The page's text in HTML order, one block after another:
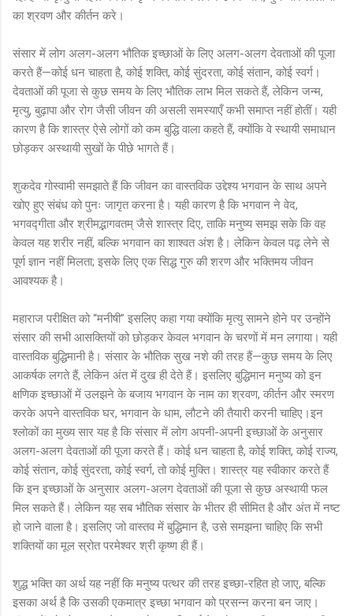
का श्रवण और कीर्तन करे।
संसार में लोग अलग-अलग भौतिक इच्छाओं के लिए अलग-अलग देवताओं की पूजा
करते हैं—कोई धन चाहता है, कोई शक्ति, कोई सुंदरता, कोई संतान, कोई स्वर्ग।
देवताओं की पूजा से कुछ समय के लिए भौतिक लाभ मिल सकते हैं, लेकिन जन्म,
मृत्यु, बुढ़ापा और रोग जैसी जीवन की असली समस्याएँ कभी समाप्त नहीं होतीं। यही
कारण है कि शास्त्र ऐसे लोगों को कम बुद्धि वाला कहते हैं, क्योंकि वे स्थायी समाधान
छोड़कर अस्थायी सुखों के पीछे भागते हैं।
शुकदेव गोस्वामी समझाते हैं कि जीवन का वास्तविक उद्देश्य भगवान के साथ अपने
खोए हुए संबंध को पुनः जागृत करना है। यही कारण है कि भगवान ने वेद,
भगवद्गीता और श्रीमद्भागवतम् जैसे शास्त्र दिए, ताकि मनुष्य समझ सके कि वह
केवल यह शरीर नहीं, बल्कि भगवान का शाश्वत अंश है। लेकिन केवल पढ़ लेने से
पूर्ण ज्ञान नहीं मिलता; इसके लिए एक सिद्ध गुरु की शरण और भक्तिमय जीवन
आवश्यक है।
महाराज परीक्षित को “मनीषी” इसलिए कहा गया क्योंकि मृत्यु सामने होने पर उन्होंने
संसार की सभी आसक्तियों को छोड़कर केवल भगवान के चरणों में मन लगाया। यही
वास्तविक बुद्धिमानी है। संसार के भौतिक सुख नशे की तरह हैं—कुछ समय के लिए
आकर्षक लगते हैं, लेकिन अंत में दुख ही देते हैं। इसलिए बुद्धिमान मनुष्य को इन
क्षणिक इच्छाओं में उलझने के बजाय भगवान के नाम का श्रवण, कीर्तन और स्मरण
करके अपने वास्तविक घर, भगवान के धाम, लौटने की तैयारी करनी चाहिए।इन
श्लोकों का मुख्य सार यह है कि संसार में लोग अपनी-अपनी इच्छाओं के अनुसार
अलग-अलग देवताओं की पूजा करते हैं। कोई धन चाहता है, कोई शक्ति, कोई राज्य,
कोई संतान, कोई सुंदरता, कोई स्वर्ग, तो कोई मुक्ति। शास्त्र यह स्वीकार करते हैं
कि इन इच्छाओं के अनुसार अलग-अलग देवताओं की पूजा से कुछ अस्थायी फल
मिल सकते हैं। लेकिन यह सब भौतिक संसार के भीतर ही सीमित है और अंत में नष्ट
हो जाने वाला है। इसलिए जो वास्तव में बुद्धिमान है, उसे समझना चाहिए कि सभी
शक्तियों का मूल स्रोत परमेश्वर श्री कृष्ण ही हैं।
शुद्ध भक्ति का अर्थ यह नहीं कि मनुष्य पत्थर की तरह इच्छा-रहित हो जाए, बल्कि
इसका अर्थ है कि उसकी एकमात्र इच्छा भगवान को प्रसन्न करना बन जाए।